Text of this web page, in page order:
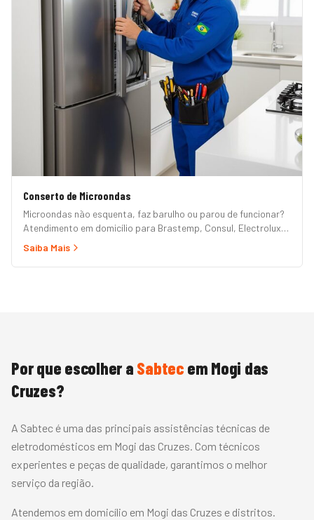
Conserto de Microondas
Microondas não esquenta, faz barulho ou parou de funcionar?
Atendimento em domicílio para Brastemp, Consul, Electrolux,
Panasonic, LG, Samsung, Midea, Philco e Mondial. Conserto
Saiba Mais
Por que escolher a Sabtec em Mogi das
Cruzes?
A Sabtec é uma das principais assistências técnicas de
eletrodomésticos em Mogi das Cruzes. Com técnicos
experientes e peças de qualidade, garantimos o melhor
serviço da região.
Atendemos em domicílio em Mogi das Cruzes e distritos.